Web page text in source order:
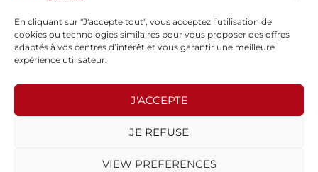
En cliquant sur "J'accepte tout", vous acceptez l’utilisation de
cookies ou technologies similaires pour vous proposer des offres
adaptés à vos centres d’intérêt et vous garantir une meilleure
expérience utilisateur.
J'ACCEPTE
JE REFUSE
VIEW PREFERENCES
Espace presse
Politique de confidentialité
SPORSORA
75015 PARIS